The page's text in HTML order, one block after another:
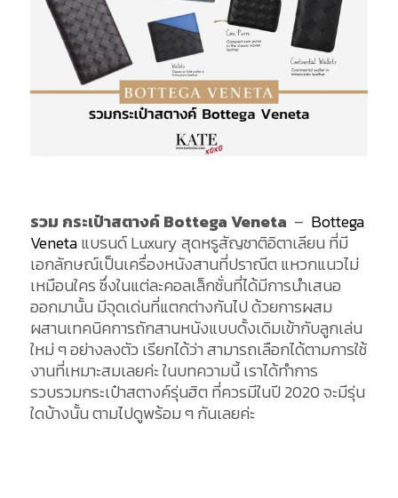
รวม กระเป๋าสตางค์ Bottega Veneta – Bottega
Venetaแบรนด์ Luxury สุดหรูสัญชาติอิตาเลียน ที่มี
เอกลักษณ์เป็นเครื่องหนังสานที่ปราณีต แหวกแนวไม่
เหมือนใคร ซึ่งในแต่ละคอลเล็กชั่นที่ได้มีการนำเสนอ
ออกมานั้น มีจุดเด่นที่แตกต่างกันไป ด้วยการผสม
ผสานเทคนิคการถักสานหนังแบบดั้งเดิมเข้ากับลูกเล่น
ใหม่ ๆ อย่างลงตัว เรียกได้ว่า สามารถเลือกได้ตามการใช้
งานที่เหมาะสมเลยค่ะ ในบทความนี้ เราได้ทำการ
รวบรวมกระเป๋าสตางค์รุ่นฮิต ที่ควรมีในปี 2020 จะมีรุ่น
ใดบ้างนั้น ตามไปดูพร้อม ๆ กันเลยค่ะ